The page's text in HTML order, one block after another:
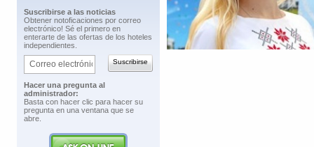
​Suscribirse a las noticias
​Obtener notoficaciones por correo
electrónico! Sé el primero en
enterarte de las ofertas de los hoteles
independientes.
​Hacer una pregunta al
administrador:
​Basta con hacer clic para hacer su
pregunta en una ventana que se
abre.